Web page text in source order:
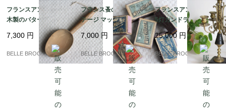
フランスアンティーク
木製のバタースコップ
（Pelle à beurre） 19
世紀〜20世紀初頭 蚤の
市｜フランス発送（到
着まで2-3週間）
7,300 円
BELLE BROCANTE
フランス蚤の市 ヴィン
テージ マッチ箱 6個セ
ット ドイツ・ベルギー
製 1920-50年代 アンテ
ィーク 蚤の市｜フラン
ス発送（到着まで2-3週
7,000円
BELLE BROCANTE
フランスアンティーク
5灯カンドラブラ 燭台
ナポレオン3世様式 真
鍮装飾 19世紀後半｜フ
ランス発送（到着まで2
-3週間）
25,000 円
BELLE BROCANTE